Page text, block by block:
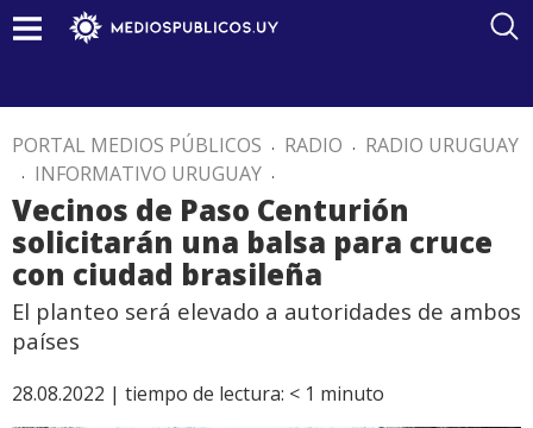
PORTAL MEDIOS PÚBLICOS . RADIO . RADIO URUGUAY
. INFORMATIVO URUGUAY .
Vecinos de Paso Centurión
solicitarán una balsa para cruce
con ciudad brasileña
El planteo será elevado a autoridades de ambos
países
28.08.2022 | tiempo de lectura: < 1 minuto